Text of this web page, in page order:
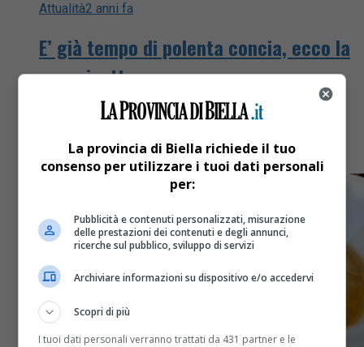
Attualità2 anni fa
E’ già tempo di polenta concia, ecco la
vera ricetta
Uno dei piatti simbolo del Biellese è sicuramente la
chiamata in dialetto
La provincia di Biella richiede il tuo
consenso per utilizzare i tuoi dati personali
per:
Pubblicità e contenuti personalizzati, misurazione
delle prestazioni dei contenuti e degli annunci,
ricerche sul pubblico, sviluppo di servizi
Archiviare informazioni su dispositivo e/o accedervi
Scopri di più
I tuoi dati personali verranno trattati da 431 partner e le